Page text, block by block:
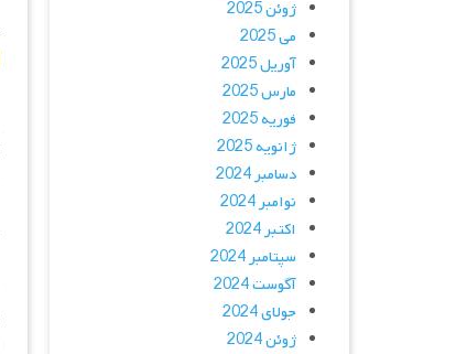
ژوئن 2025
می 2025
آوریل 2025
مارس 2025
فوریه 2025
ژانویه 2025
دسامبر 2024
نوامبر 2024
اکتبر 2024
سپتامبر 2024
آگوست 2024
جولای 2024
ژوئن 2024